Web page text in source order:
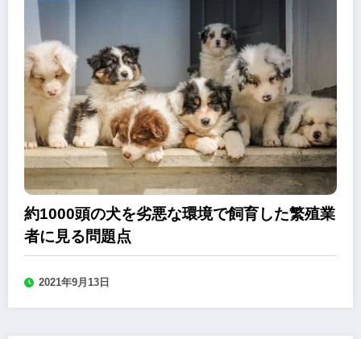
約1000頭の犬を劣悪な環境で飼育した繁殖業
者に見る問題点
2021年9月13日